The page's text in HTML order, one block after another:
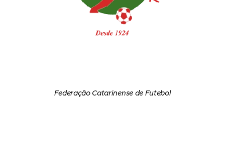
Federação Catarinense de Futebol